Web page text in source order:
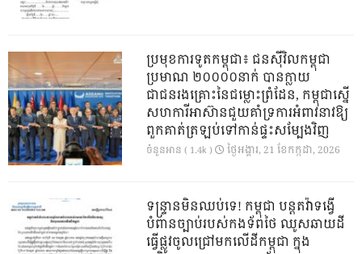
ប្រមុខការទូតកម្ពុជា៖ ជនស៊ីវិលកម្ពុជា
ប្រមាណ ២០០០០នាក់ បានក្លាយ
ជាជនរងគ្រោះនៃជម្លោះព្រំដែន, កម្ពុជាស្នើ
សហការីអាស៊ានជួយគាំទ្រការអំពាវនាវឱ្យ
ពួកគាត់ត្រឡប់ទៅកាន់ផ្ទះសម្បែងវិញ
ចំនួនអាន ( 1.4k ) ថ្ងៃ​អង្គារ, 21 ខែ​កក្កដា, 2026
ទន្ទ្រានមិនឈប់ទេ! កម្ពុជា បន្តតវ៉ាទង្វើ
បំពានច្បាប់របស់កងទ័ពថៃ ឈូសឆាយដី
ធ្វើផ្លូវចូលជ្រៅមកលើដីកម្ពុជា ក្នុង